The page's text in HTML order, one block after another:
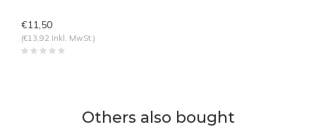
€11,50
(€13,92 Inkl. MwSt.)
Others also bought